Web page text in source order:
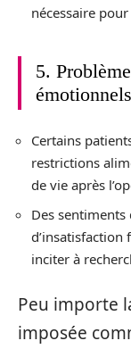
nécessaire
5.
émotionnels
Certains
restrictions
de vie après
Des sentiments
d’insatisfaction
inciter à
Peu importe
imposée